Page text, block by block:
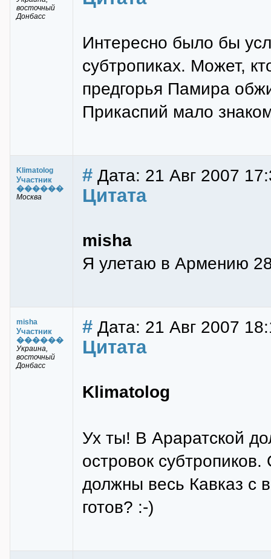
восточный
Донбасс
Интересно было бы
субтропиках. Может,
предгорья Памира
Прикаспий мало
Klimatolog
Участник
������
Москва
# Дата: 21 Авг 2007
Цитата
misha
Я улетаю в Армению
misha
Участник
������
Украина,
восточный
Донбасс
# Дата: 21 Авг 2007
Цитата
Klimatolog
Ух ты! В Араратской
островок
должны весь Кавказ с
готов? :-)